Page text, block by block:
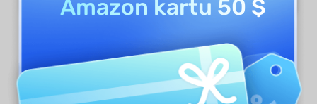
4. Vyberte více dokumentů a
okamžitě jednajte
Amazon kartu 50 $